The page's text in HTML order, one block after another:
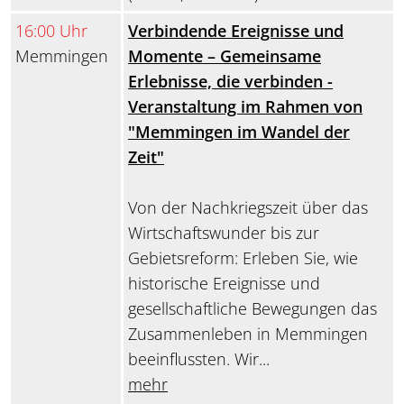
16:00 Uhr
Memmingen
Verbindende Ereignisse und
Momente – Gemeinsame
Erlebnisse, die verbinden -
Veranstaltung im Rahmen von
"Memmingen im Wandel der
Zeit"
Von der Nachkriegszeit über das
Wirtschaftswunder bis zur
Gebietsreform: Erleben Sie, wie
historische Ereignisse und
gesellschaftliche Bewegungen das
Zusammenleben in Memmingen
beeinflussten. Wir...
mehr